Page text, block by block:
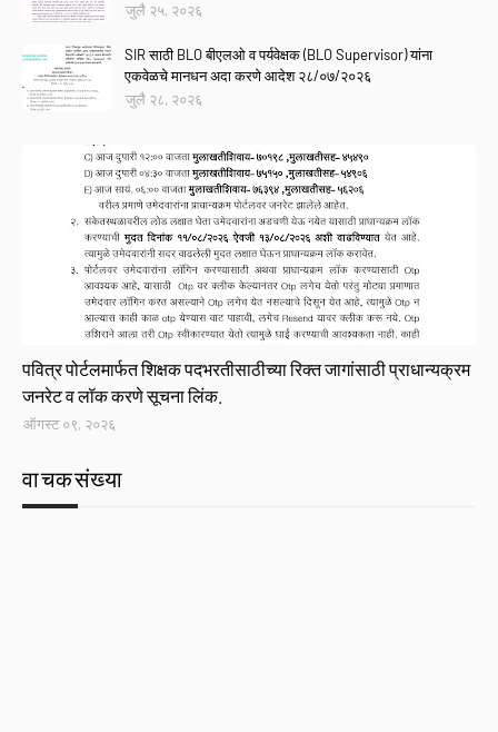
जुलै २५, २०२६
SIR साठी BLO बीएलओ व पर्यवेक्षक (BLO Supervisor) यांना
एकवेळचे मानधन अदा करणे आदेश २८/०७/२०२६
जुलै २८, २०२६
पवित्र पोर्टलमार्फत शिक्षक पदभरतीसाठीच्या रिक्त जागांसाठी प्राधान्यक्रम
जनरेट व लॉक करणे सूचना लिंक.
ऑगस्ट ०९, २०२६
वाचकसंख्या